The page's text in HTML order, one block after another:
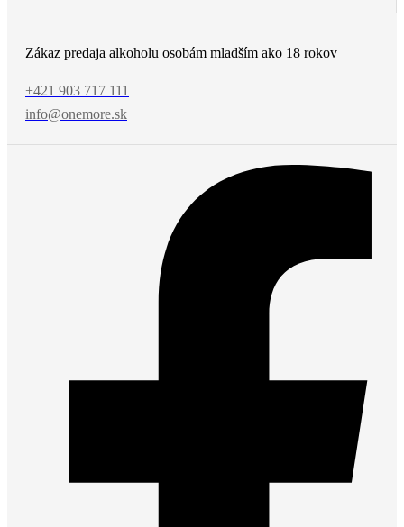
Zákaz predaja alkoholu osobám mladším ako 18 rokov
+421 903 717 111
info@onemore.sk